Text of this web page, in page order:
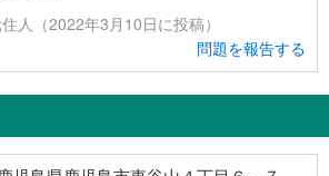
人（2022年3月10日に投稿）
問題を報告する